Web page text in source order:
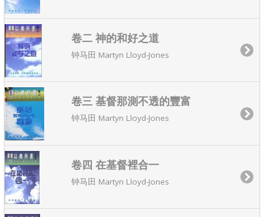
卷二 神的和好之道
钟马田 Martyn Lloyd-Jones
卷三 基督那測不透的豐富
钟马田 Martyn Lloyd-Jones
卷四 在基督裡合一
钟马田 Martyn Lloyd-Jones